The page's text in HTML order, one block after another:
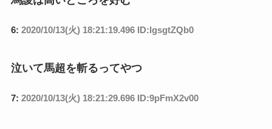
6: 2020/10/13(火) 18:21:19.496 ID:lgsgtZQb0
泣いて馬超を斬るってやつ
7: 2020/10/13(火) 18:21:29.696 ID:9pFmX2v00